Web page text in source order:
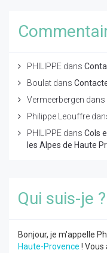
PHILIPPE dans
Boulat dans
Vermeerbergen dans
Philippe Leouffre
PHILIPPE dans Cols
les Alpes de Haute
Qui suis-je ?
Bonjour, je m'appelle
Haute-Provence ! Vous